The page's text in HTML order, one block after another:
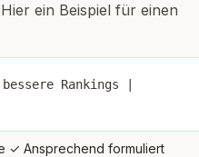
ein Beispiel für einen
Rankings |
✓ Ansprechend formuliert